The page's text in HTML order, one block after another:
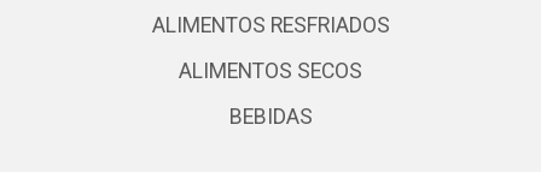
ALIMENTOS RESFRIADOS
ALIMENTOS SECOS
BEBIDAS